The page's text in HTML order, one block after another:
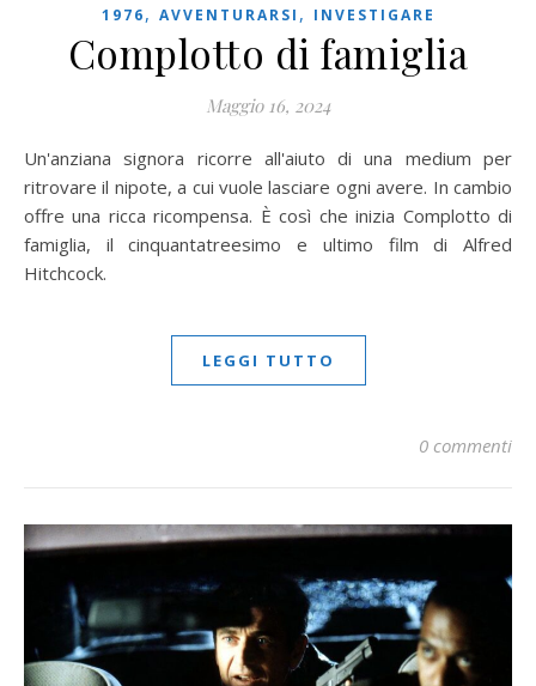
1976, AVVENTURARSI , INVESTIGARE
Complotto di famiglia
Maggio 16, 2024
Un'anziana signora ricorre all'aiuto di una medium per
ritrovare il nipote, a cui vuole lasciare ogni avere. In cambio
offre una ricca ricompensa. È così che inizia Complotto di
famiglia, il cinquantatreesimo e ultimo film di Alfred
Hitchcock.
LEGGI TUTTO
0 commenti